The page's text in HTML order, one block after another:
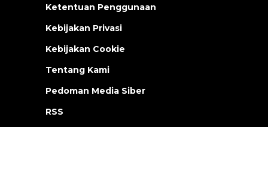
Ketentuan Penggunaan
Kebijakan Privasi
Kebijakan Cookie
Tentang Kami
Pedoman Media Siber
RSS